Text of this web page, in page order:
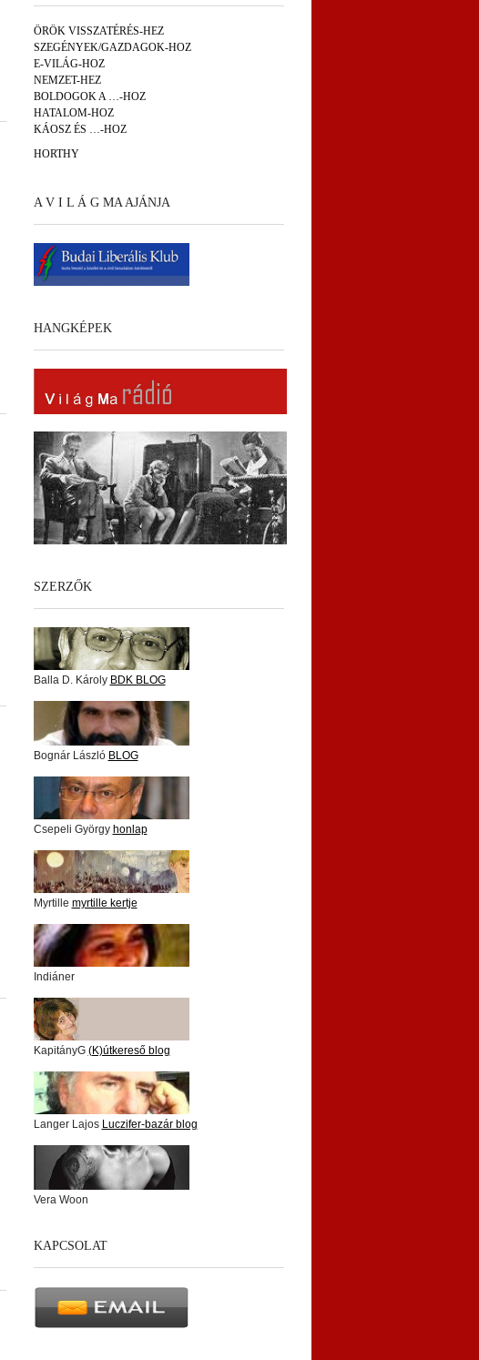
ÖRÖK VISSZATÉRÉS-HEZ
SZEGÉNYEK/GAZDAGOK-HOZ
E-VILÁG-HOZ
NEMZET-HEZ
BOLDOGOK A …-HOZ
HATALOM-HOZ
KÁOSZ ÉS …-HOZ
HORTHY
A V I L Á G MA AJÁNJA
HANGKÉPEK
SZERZŐK
Balla D. Károly BDK BLOG
Bognár László BLOG
Csepeli György honlap
Myrtille myrtille kertje
Indiáner
KapitányG (K)útkereső blog
Langer Lajos Luczifer-bazár blog
Vera Woon
KAPCSOLAT